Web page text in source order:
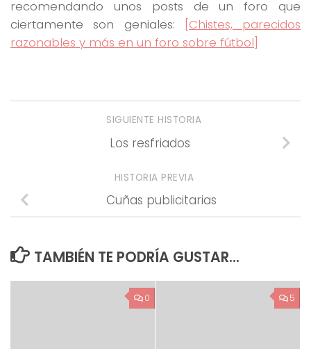
recomendando unos posts de un foro que
ciertamente son geniales:
[Chistes, parecidos
razonables y más en un foro sobre fútbol]
SIGUIENTE HISTORIA
Los resfriados
HISTORIA PREVIA
Cuñas publicitarias
TAMBIÉN TE PODRÍA GUSTAR...
0 5